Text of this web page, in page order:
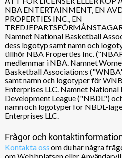
NBA ENTERTAINMENT, EN
PROPERTIES INC., EN
Namnet National Basketball
dess logotyp samt namn och
tillhör NBA Properties Inc.
medlemmar i NBA. Namnet
Basketball Association:s
samt namn och logotyper för
Enterprises LLC. Namnet
Development League ("NBDL")
namn och logotyper för NBDL-
Enterprises LLC.
Frågor och kontaktinformation
Kontakta oss om du har några
om Webbplatsen eller